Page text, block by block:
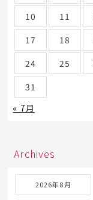
10
11
17
18
24
25
31
« 7月
Archives
2026年8月